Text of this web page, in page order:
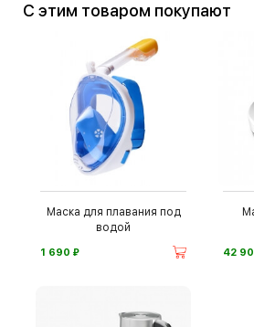
С этим товаром покупают
Маска для плавания под
водой
1 690 ⃏ 42